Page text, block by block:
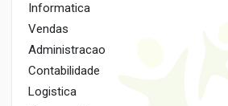
Informatica
Vendas
Administracao
Contabilidade
Logistica